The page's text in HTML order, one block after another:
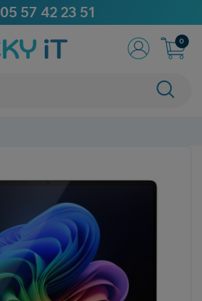
05 57 42 23 51
0